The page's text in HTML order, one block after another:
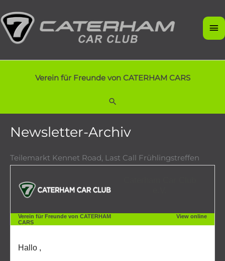
Inhalt
springen
Verein für Freunde von CATERHAM CARS
Suchen
Newsletter-Archiv
Teilemarkt Kennet Road, Last Call Frühlingstreffen